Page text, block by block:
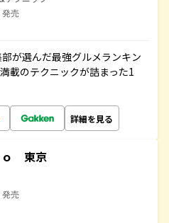
発売
が選んだ最強グルメランキン
載のテクニックが詰まった1
詳細を見る
ｏ 東京
発売